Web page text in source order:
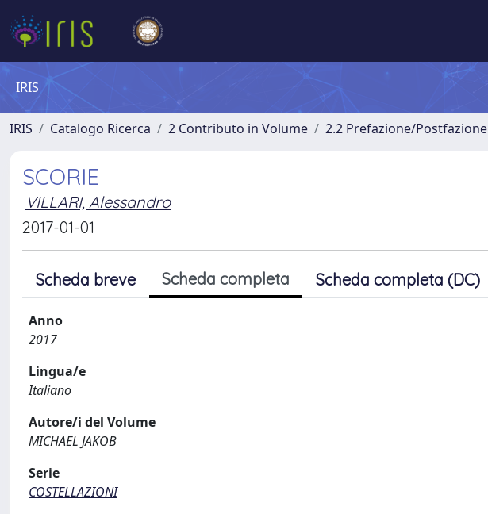
IRIS
IRIS Catalogo Ricerca 2 Contributo in Volume 2.2 Prefazione/Postfazione
SCORIE
VILLARI, Alessandro
2017-01-01
Scheda breve Scheda completa Scheda completa (DC)
Anno
2017
Lingua/e
Italiano
Autore/i del Volume
MICHAEL JAKOB
Serie
COSTELLAZIONI